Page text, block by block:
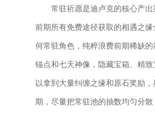
常驻祈愿是迪卢克的核心产
前期所有免费途径获取的相遇之
何常驻角色，纯粹浪费前期稀缺
锚点和七天神像，隐藏宝箱、精
以拿到大量纠缠之缘和原石奖励
期，尽量把常驻池的抽数均匀分